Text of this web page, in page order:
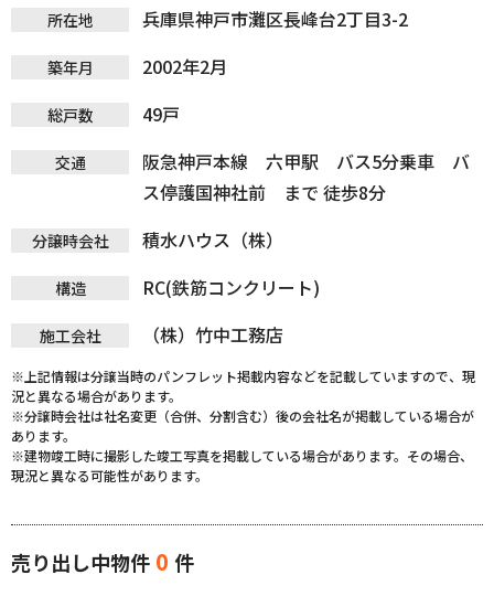
所在地 兵庫県神戸市灘区長峰台2丁目3-2
築年月 2002年2月
総戸数 49戸
交通
阪急神戸本線 六甲駅 バス5分乗車 バ
ス停護国神社前 まで 徒歩8分
分譲時会社 積水ハウス（株）
構造 RC(鉄筋コンクリート)
施工会社 （株）竹中工務店
※上記情報は分譲当時のパンフレット掲載内容などを記載していますので、現
況と異なる場合があります。
※分譲時会社は社名変更（合併、分割含む）後の会社名が掲載している場合が
あります。
※建物竣工時に撮影した竣工写真を掲載している場合があります。その場合、
現況と異なる可能性があります。
売り出し中物件 0 件